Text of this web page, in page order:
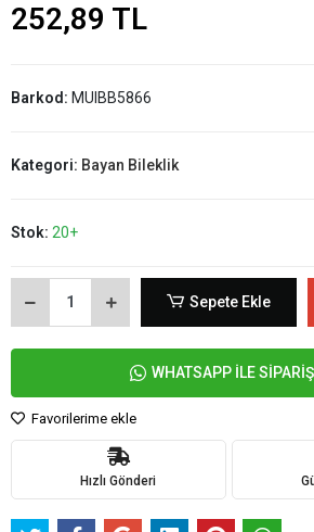
252,89 TL
Barkod: MUIBB5866
Kategori: Bayan Bileklik
Stok: 20+
Sepete Ekle
WHATSAPP İLE
Favorilerime ekle
Hızlı Gönderi